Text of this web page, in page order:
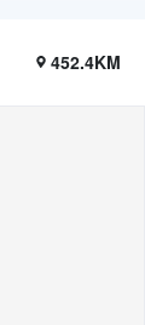
452.4KM